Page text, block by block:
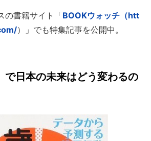
の書籍サイト「BOOKウォッチ（htt
）」でも特集記事を公開中。
で日本の未来はどう変わるの